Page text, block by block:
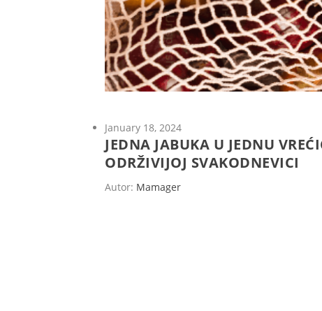
January 18, 2024
JEDNA JABUKA U JEDNU
ODRŽIVIJOJ SVAKODNEVICI
Autor: Mamager